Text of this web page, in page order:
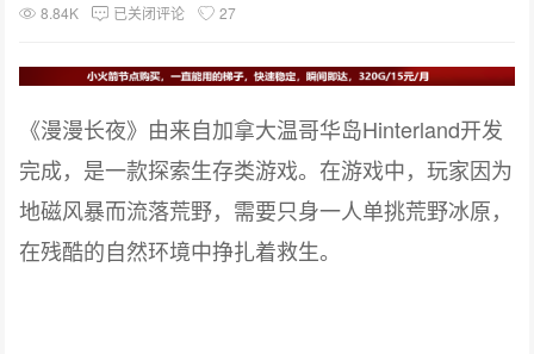
8.84K
已关闭评论 27
《漫漫长夜》由来自加拿大温哥华岛Hinterland开发
完成，是一款探索生存类游戏。在游戏中，玩家因为
地磁风暴而流落荒野，需要只身一人单挑荒野冰原，
在残酷的自然环境中挣扎着救生。